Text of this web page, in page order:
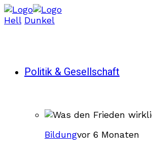
Hell Dunkel
Politik & Gesellschaft
Bildungvor 6 Monaten